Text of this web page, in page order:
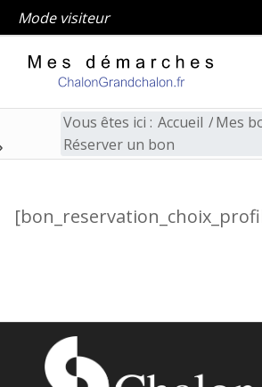
Mode visiteur
Vous êtes ici : Accueil /Mes
Réserver un bon
Réserver un bon